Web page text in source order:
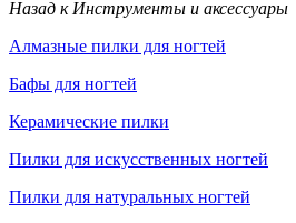
Назад к Инструменты и аксессуары
Алмазные пилки для ногтей
Бафы для ногтей
Керамические пилки
Пилки для искусственных ногтей
Пилки для натуральных ногтей